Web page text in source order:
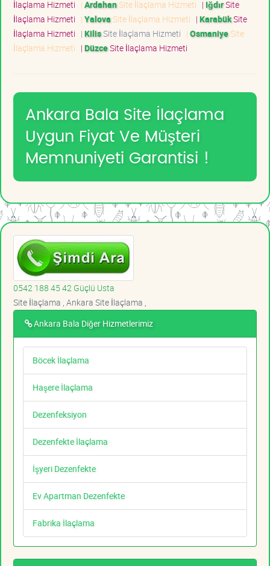
İlaçlama Hizmeti | ArdahanSite İlaçlama Hizmeti | IğdırSite
İlaçlama Hizmeti | Yalova Site İlaçlama Hizmeti | KarabükSite
İlaçlama Hizmeti | KilisSite İlaçlama Hizmeti | OsmaniyeSite
İlaçlama Hizmeti | DüzceSite İlaçlama Hizmeti
Ankara Bala Site İlaçlama
Uygun Fiyat Ve Müşteri
Memnuniyeti Garantisi !
0542 188 45 42 Güçlü Usta
Site İlaçlama , Ankara Site İlaçlama ,
Ankara Bala Diğer Hizmetlerimiz
Böcek İlaçlama
Haşere İlaçlama
Dezenfeksiyon
Dezenfekte İlaçlama
İşyeri Dezenfekte
Ev Apartman Dezenfekte
Fabrika İlaçlama